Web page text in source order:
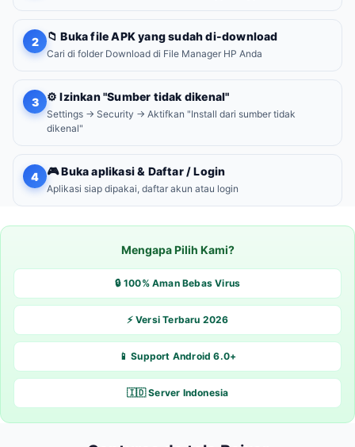
2 📁 Buka file APK yang sudah di-download
Cari di folder Download di File Manager HP Anda
3 ⚙️ Izinkan "Sumber tidak dikenal"
Settings → Security → Aktifkan "Install dari sumber tidak
dikenal"
4 🎮 Buka aplikasi & Daftar / Login
Aplikasi siap dipakai, daftar akun atau login
Mengapa Pilih Kami?
🔒 100% Aman Bebas Virus
⚡ Versi Terbaru 2026
📱 Support Android 6.0+
🇮🇩 Server Indonesia